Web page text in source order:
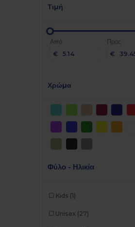
Τιμή
Από
€
Προς
€
Χρώμα
Φύλο - Ηλικία
Kids (1)
Unisex (27)